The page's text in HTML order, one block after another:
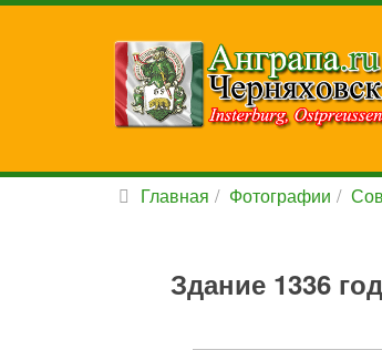
Главная Фотографии
Здание 1336